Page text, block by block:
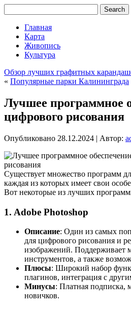
Главная
Карта
Живопись
Культура
Обзор лучших графитных
« Популярные парки Калининграда
Лучшее программное
цифрового рисования
Опубликовано 28.12.2024 | Автор:
Существует множество программ
каждая из которых имеет свои
Вот некоторые из лучших
1. Adobe Photoshop
Описание: Один из самых
для цифрового рисования и
изображений. Поддерживает
инструментов, а также
Плюсы: Широкий набор
плагинов, интеграция с
Минусы: Платная подписка,
новичков.